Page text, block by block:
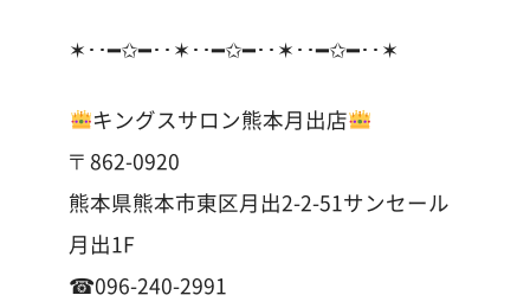
✶･･━✩━･･✶･･━✩━･･✶･･━✩━･･✶
キングスサロン熊本月出店
〒862-0920
熊本県熊本市東区月出2-2-51サンセール
月出1F
☎︎096-240-2991